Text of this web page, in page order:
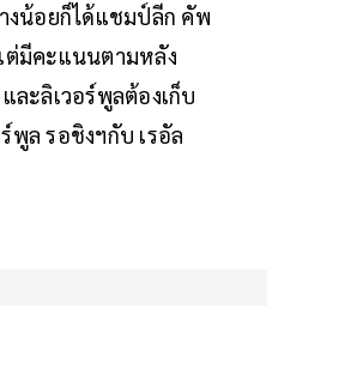
งน้อยก็ได้แชมป์ลีก คัพ
ต่มีคะแนนตามหลัง
ะลิเวอร์พูลต้องเก็บ
ล รอชิงฯกับ เรอัล